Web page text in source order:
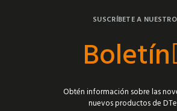
SUSCRÍBETE A NUESTRO
Boletín
Obtén información sobre las
nuevos productos de